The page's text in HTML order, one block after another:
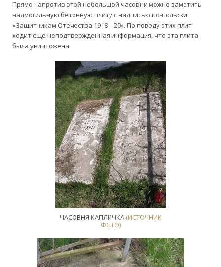
Прямо напротив этой небольшой часовни можно заметить
надмогильную бетонную плиту с надписью по-польски
«Защитникам Отечества 1918—20». По поводу этих плит
ходит ещё неподтвержденная информация, что эта плита
была уничтожена.
ЧАСОВНЯ КАПЛИЧКА (ИСТОЧНИК
ФОТО)